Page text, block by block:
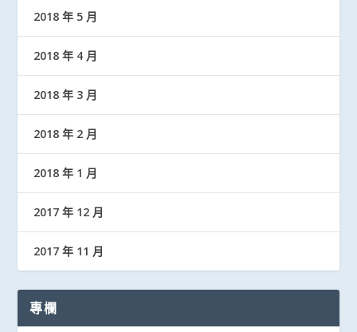
2018 年 5 月
2018 年 4 月
2018 年 3 月
2018 年 2 月
2018 年 1 月
2017 年 12 月
2017 年 11 月
專欄